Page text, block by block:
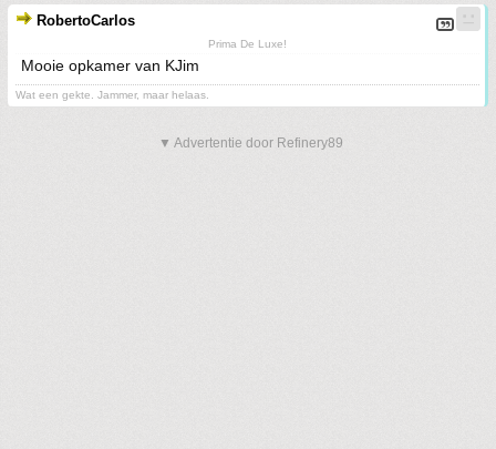
RobertoCarlos
Prima De Luxe!
Mooie opkamer van KJim
Wat een gekte. Jammer, maar helaas.
▼ Advertentie door Refinery89